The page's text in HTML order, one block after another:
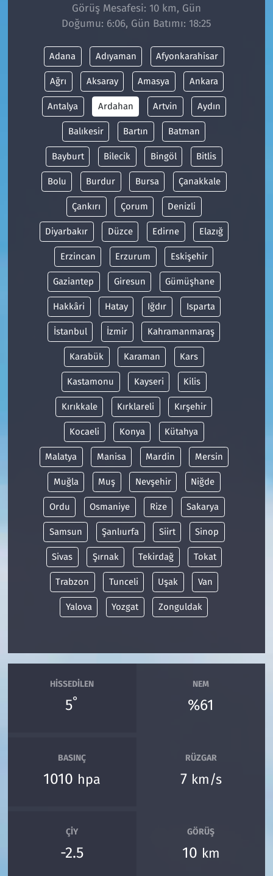
Görüş Mesafesi: 10 km, Gün
Doğumu: 6:06, Gün Batımı: 18:25
Adana Adıyaman Afyonkarahisar
Ağrı Aksaray Amasya Ankara
Antalya Ardahan Artvin Aydın
Balıkesir Bartın Batman
Bayburt Bilecik Bingöl Bitlis
Bolu Burdur Bursa Çanakkale
Çankırı Çorum Denizli
Diyarbakır Düzce Edirne Elazığ
Erzincan Erzurum Eskişehir
Gaziantep Giresun Gümüşhane
Hakkâri Hatay Iğdır Isparta
İstanbul İzmir Kahramanmaraş
Karabük Karaman Kars
Kastamonu Kayseri Kilis
Kırıkkale Kırklareli Kırşehir
Kocaeli Konya Kütahya
Malatya Manisa Mardin Mersin
Muğla Muş Nevşehir Niğde
Ordu Osmaniye Rize Sakarya
Samsun Şanlıurfa Siirt Sinop
Sivas Şırnak Tekirdağ Tokat
Trabzon Tunceli Uşak Van
Yalova Yozgat Zonguldak
HISSEDILEN
5°
NEM
%61
BASINÇ
1010 hpa
RÜZGAR
7 km/s
ÇIY
-2.5
GÖRÜŞ
10 km